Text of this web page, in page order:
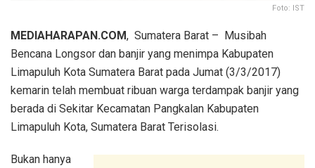
Foto: IST
MEDIAHARAPAN.COM, Sumatera Barat – Musibah
Bencana Longsor dan banjir yang menimpa Kabupaten
Limapuluh Kota Sumatera Barat pada Jumat (3/3/2017)
kemarin telah membuat ribuan warga terdampak banjir yang
berada di Sekitar Kecamatan Pangkalan Kabupaten
Limapuluh Kota, Sumatera Barat Terisolasi.
Bukan hanya